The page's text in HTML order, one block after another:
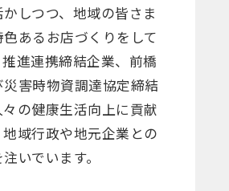
しつつ、地域の皆さま
あるお店づくりをして
進連携締結企業、前橋
害時物資調達協定締結
の健康生活向上に貢献
域行政や地元企業との
いでいます。